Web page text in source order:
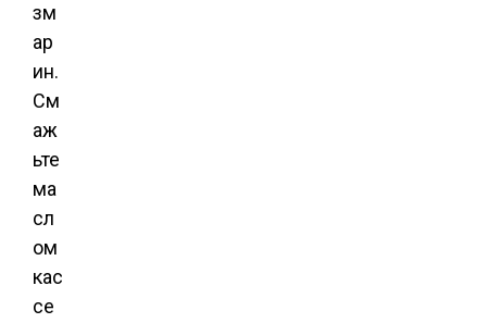
зм
ар
ин.
См
аж
ьте
ма
сл
ом
кас
се